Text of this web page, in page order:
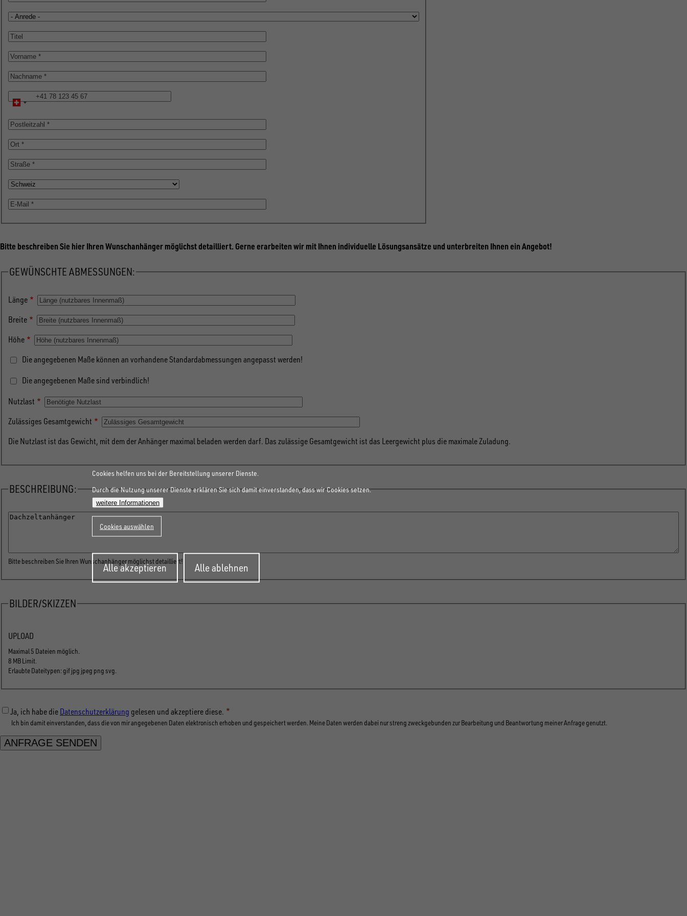
Anrede
Titel
Vorname
Nachname
Postleitzahl
Ort
Straße
Land
E-
Bitte beschreiben Sie hier Ihren Wunschanhänger möglichst detailliert. Gerne erarbeiten wir mit Ihnen individuelle Lösungsansätze und unterbreiten Ihnen ein Angebot!
GEWÜNSCHTE ABMESSUNGEN:
Länge
Breite
Höhe
Die angegebenen Maße können an vorhandene Standardabmessungen angepasst werden!
Die angegebenen Maße sind verbindlich!
Nutzlast
Zulässiges Gesamtgewicht
Die Nutzlast ist das Gewicht, mit dem der Anhänger maximal beladen werden darf. Das zulässige Gesamtgewicht ist das Leergewicht plus die maximale Zuladung.
BESCHREIBUNG:
Beschreibung
Bitte beschreiben Sie Ihren Wunschanhänger möglichst detailliert!
BILDER/SKIZZEN
Bilder/Skizzen
UPLOAD
Maximal 5 Dateien möglich.
8 MB Limit.
Erlaubte Dateitypen: gif jpg jpeg png svg.
Ja, ich habe die Datenschutzerklärung gelesen und akzeptiere diese.
Ich bin damit einverstanden, dass die von mir angegebenen Daten elektronisch erhoben und gespeichert werden. Meine Daten werden dabei nur streng zweckgebunden zur Bearbeitung und Beantwortung meiner Anfrage genutzt.
Cookies helfen uns bei der Bereitstellung unserer Dienste.
Durch die Nutzung unserer Dienste erklären Sie sich damit einverstanden, dass wir Cookies setzen.
weitere Informationen
Cookies auswählen
Alle akzeptieren
zurückziehen
Alle ablehnen